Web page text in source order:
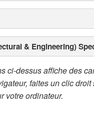
& Engineering)
ci-dessus affiche des
faites un clic
votre ordinateur.